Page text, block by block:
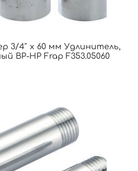
3/4″ x 60 мм Удлинитель,
ВР-НР Frap F353.05060